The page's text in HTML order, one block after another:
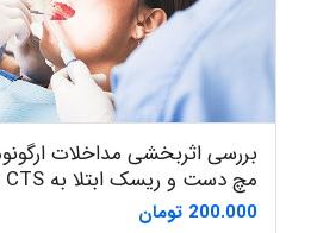
بررسی اثربخشی مداخلات
مچ دست و ریسک ابتلا به CTS در دندانپزشکان
200.000 تومان